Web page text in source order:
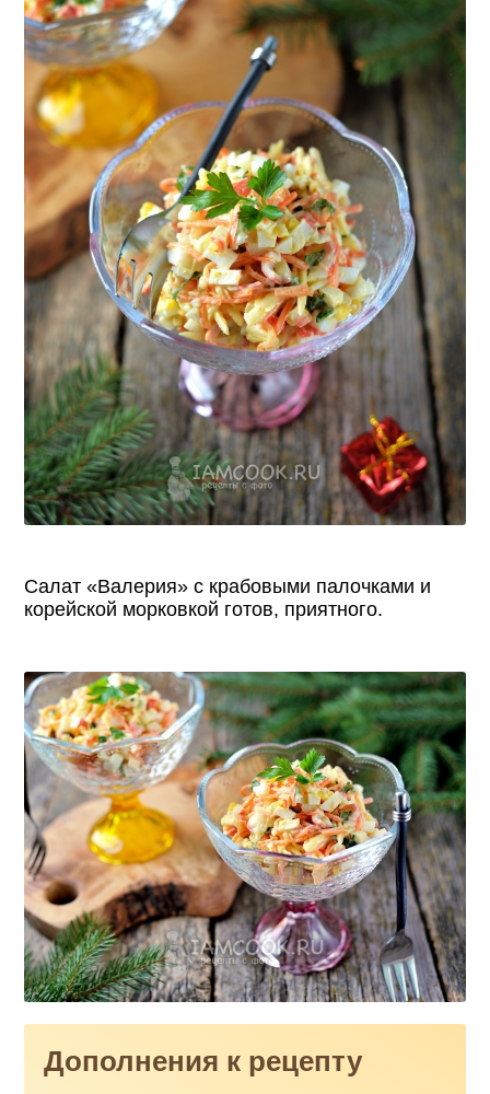
Салат «Валерия» с крабовыми палочками и
корейской морковкой готов, приятного.
Дополнения к рецепту